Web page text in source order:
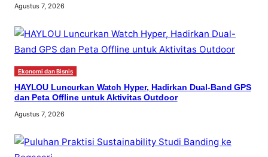
Agustus 7, 2026
Ekonomi dan Bisnis
HAYLOU Luncurkan Watch Hyper, Hadirkan Dual-Band GPS
dan Peta Offline untuk Aktivitas Outdoor
Agustus 7, 2026